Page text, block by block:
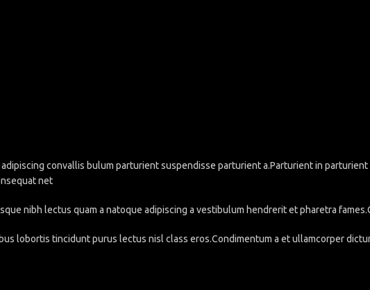
convallis bulum parturient suspendisse parturient a.Parturient in
net
nibh lectus quam a natoque adipiscing a vestibulum hendrerit et pharetra
lobortis tincidunt purus lectus nisl class eros.Condimentum a et ullamcorper